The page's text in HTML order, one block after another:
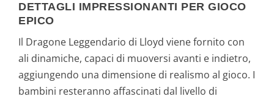
DETTAGLI IMPRESSIONANTI PER GIOCO
EPICO
Il Dragone Leggendario di Lloyd viene fornito con
ali dinamiche, capaci di muoversi avanti e indietro,
aggiungendo una dimensione di realismo al gioco. I
bambini resteranno affascinati dal livello di